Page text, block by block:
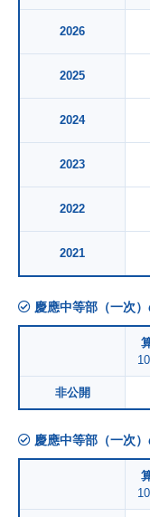
2026
2025
2024
2023
2022
2021
慶應中等部（一次
非公開
慶應中等部（一次